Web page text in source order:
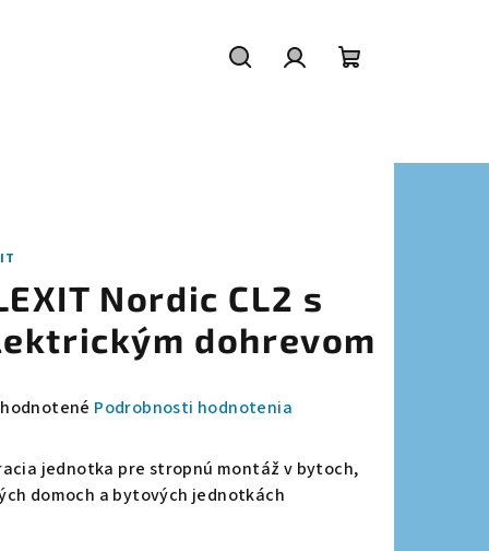
Nordic CL2 s
dohrevom
Podrobnosti hodnotenia
jednotka pre stropnú montáž v bytoch,
domoch a bytových jednotkách